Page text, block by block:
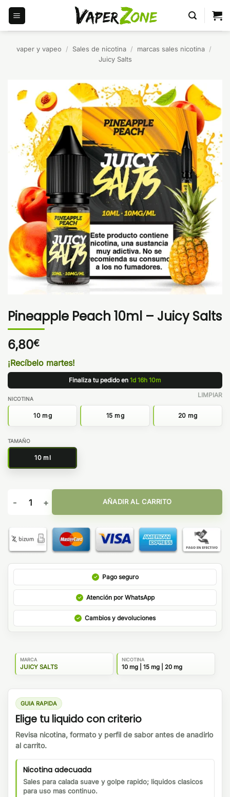
Saltar
contenido
vaper y vapeo / Sales de nicotina / marcas sales nicotina /
Juicy Salts
Pineapple Peach 10ml – Juicy Salts
6,80€
¡Recíbelo martes!
Finaliza tu pedido en 1d 16h 10m
NICOTINA
10 mg 15 mg 20 mg
TAMAÑO
10 ml
LIMPIAR
Pineapple Peach 10ml - Juicy Salts cantidad
AÑADIR AL CARRITO
Pago seguro
Atención por WhatsApp
Cambios y devoluciones
MARCA
JUICY SALTS
NICOTINA
10 mg | 15 mg | 20 mg
GUIA RAPIDA
Elige tu liquido con criterio
Revisa nicotina, formato y perfil de sabor antes de anadirlo
al carrito.
Nicotina adecuada
Sales para calada suave y golpe rapido; liquidos clasicos
para uso mas continuo.